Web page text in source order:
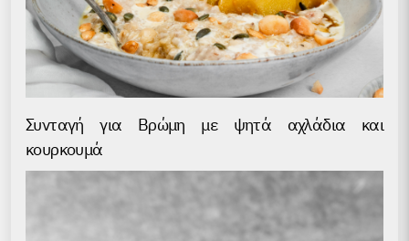
Συνταγή για Βρώμη με ψητά αχλάδια και
κουρκουμά